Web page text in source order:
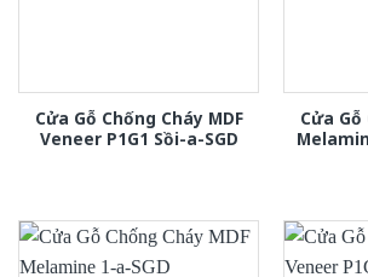
Cửa Gỗ Chống Cháy MDF
Veneer P1G1 Sồi-a-SGD
Cửa Gỗ